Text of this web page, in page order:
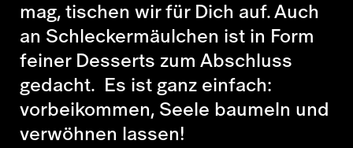
mag, tischen wir für Dich auf. Auch
an Schleckermäulchen ist in Form
feiner Desserts zum Abschluss
gedacht. Es ist ganz einfach:
vorbeikommen, Seele baumeln und
verwöhnen lassen!